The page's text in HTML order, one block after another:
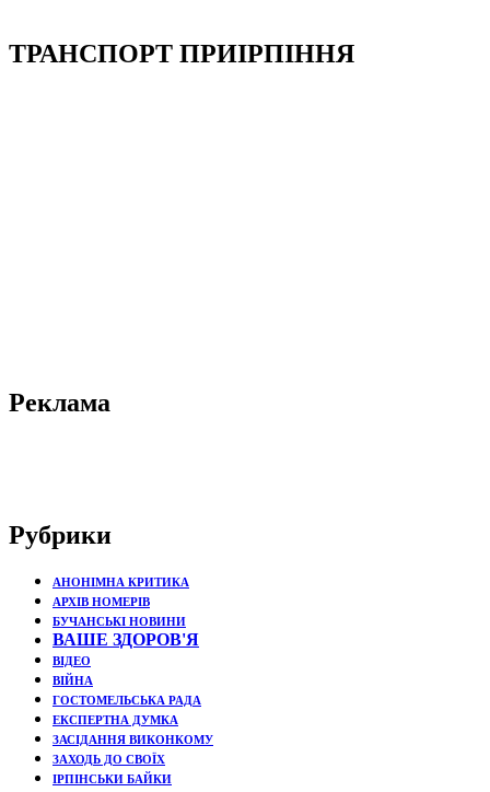
ТРАНСПОРТ ПРИІРПІННЯ
Реклама
Рубрики
АНОНІМНА КРИТИКА
АРХІВ НОМЕРІВ
БУЧАНСЬКІ НОВИНИ
ВАШЕ ЗДОРОВ'Я
ВІДЕО
ВІЙНА
ГОСТОМЕЛЬСЬКА РАДА
ЕКСПЕРТНА ДУМКА
ЗАСІДАННЯ ВИКОНКОМУ
ЗАХОДЬ ДО СВОЇХ
ІРПІНСЬКИ БАЙКИ